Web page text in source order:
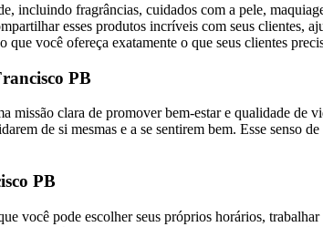
incluindo fragrâncias, cuidados com a pele,
esses produtos incríveis com seus clientes,
você ofereça exatamente o que seus clientes
PB
missão clara de promover bem-estar e qualidade de
de si mesmas e a se sentirem bem. Esse
PB
você pode escolher seus próprios horários,